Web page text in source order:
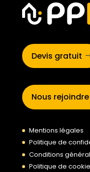
Devis gratuit
Nous rejoindre
Mentions légales
Politique de
Conditions
Politique de